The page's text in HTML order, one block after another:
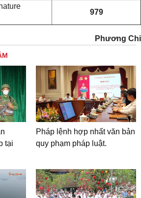
979
Phương Chi
tại
Pháp lệnh hợp nhất văn bản
quy phạm pháp luật.